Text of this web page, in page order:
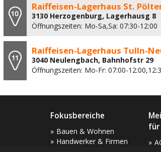
Raiffeisen-Lagerhaus St.
3130 Herzogenburg, Lagerhausg 8
Öffnungszeiten: Mo-Sa,Sa: 07:30-
Raiffeisen-Lagerhaus Tulln-
3040 Neulengbach, Bahnhofstr 29
Öffnungszeiten: Mo-Fr: 07:00-
Fokusbereiche
Bauen & Wohnen
Handwerker & Firmen
für